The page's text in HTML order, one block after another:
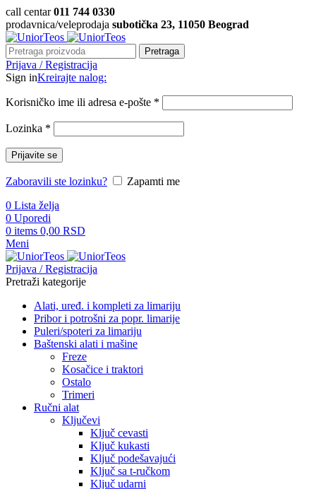
call centar011 744 0330
prodavnica/veleprodaja subotička 23, 11050 Beograd
Pretraga
Prijava / Registracija
Sign inKreirajte nalog:
Korisničko ime ili adresa e-pošte *
Lozinka *
Prijavite se
Zaboravili ste lozinku?
Zapamti me
0 Lista želja
0 Uporedi
0 items 0,00 RSD
Meni
Prijava / Registracija
Pretraži kategorije
Alati, uređ. i kompleti za limariju
Pribor i potrošni za popr. limarije
Puleri/spoteri za limariju
Baštenski alati i mašine
Freze
Kosačice i traktori
Ostalo
Trimeri
Ručni alat
Ključevi
Ključ cevasti
Ključ kukasti
Ključ podešavajući
Ključ sa t-ručkom
Ključ udarni